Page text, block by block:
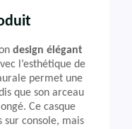
design élégant
l’esthétique de
permet une
que son arceau
Ce casque
console, mais